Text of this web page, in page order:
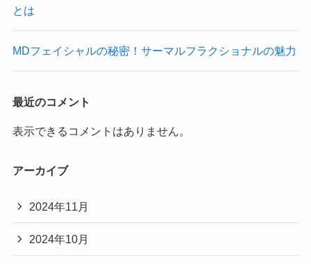
とは
MDフェイシャルの秘密！サーマルフラクショナルの魅力
最近のコメント
表示できるコメントはありません。
アーカイブ
2024年11月
2024年10月